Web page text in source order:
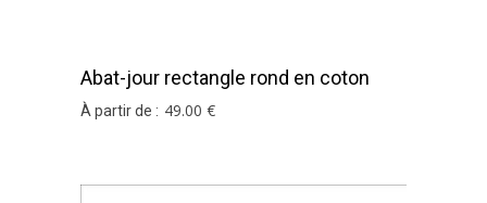
Abat-jour rectangle rond en coton
ivoire
À partir de : 49.00 €